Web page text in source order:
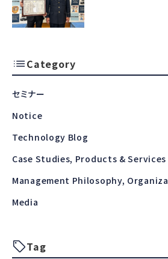
Category
セミナー
Notice
Technology Blog
Case Studies, Products & Services
Management Philosophy,
Media
Tag